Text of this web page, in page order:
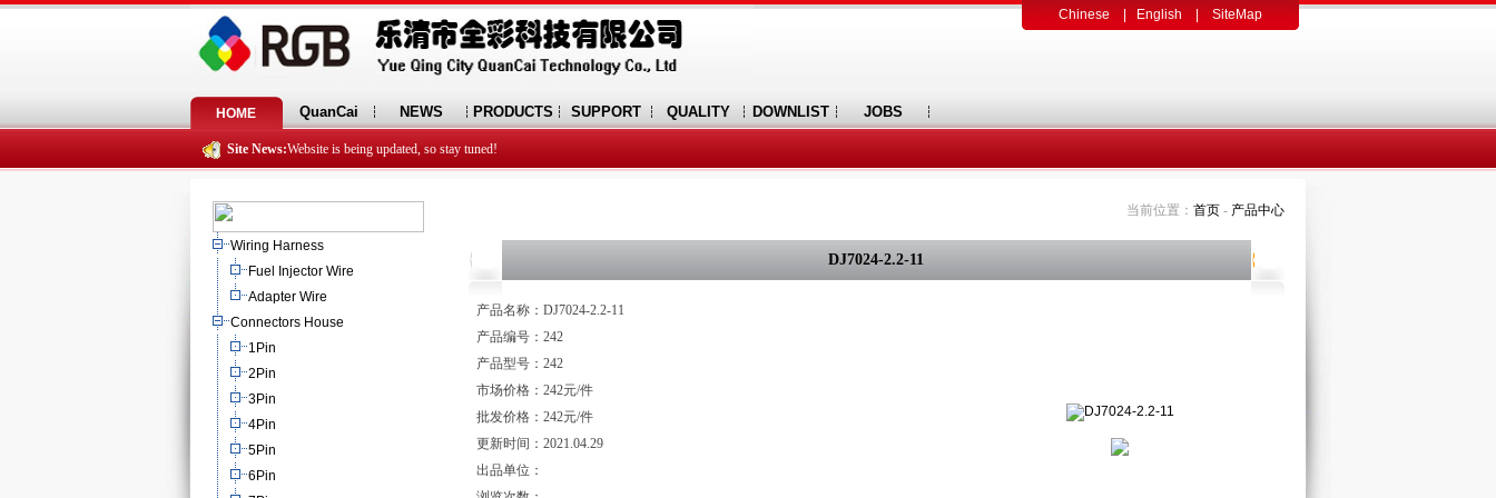
Chinese| English SiteMap
HOME QuanCai NEWS PRODUCTS SUPPORT QUALITY DOWNLIST JOBS
Site News:Website is being updated, so stay tuned!
Wiring Harness
Fuel Injector Wire
Adapter Wire
Connectors House
1Pin
2Pin
3Pin
4Pin
5Pin
6Pin
当前位置： 首页- 产品中心
DJ7024-2.2-11
产品名称：DJ7024-2.2-11
产品编号：242
产品型号：242
市场价格：242元/件
批发价格：242元/件
更新时间：2021.04.29
出品单位：